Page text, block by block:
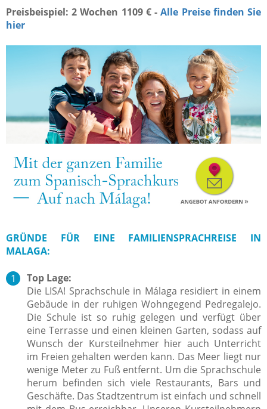
Preisbeispiel: 2 Wochen 1109 € -Alle Preise finden Sie
hier
GRÜNDE FÜR EINE FAMILIENSPRACHREISE IN
MALAGA:
Top Lage:
Die LISA! Sprachschule in Málaga residiert in einem
Gebäude in der ruhigen Wohngegend Pedregalejo.
Die Schule ist so ruhig gelegen und verfügt über
eine Terrasse und einen kleinen Garten, sodass auf
Wunsch der Kursteilnehmer hier auch Unterricht
im Freien gehalten werden kann. Das Meer liegt nur
wenige Meter zu Fuß entfernt. Um die Sprachschule
herum befinden sich viele Restaurants, Bars und
Geschäfte. Das Stadtzentrum ist einfach und schnell